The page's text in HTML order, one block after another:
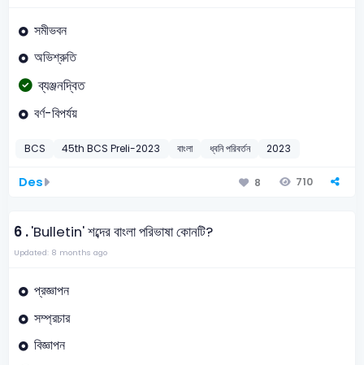
সমীভবন
অভিশ্রুতি
ব্যঞ্জনদ্বিত
বর্ণ-বিপর্যয়
BCS 45th BCS Preli-2023 বাংলা ধ্বনি পরিবর্তন 2023
Des 8 710
6 .'Bulletin' শব্দের বাংলা পরিভাষা কোনটি?
Updated: 8 months ago
প্রজ্ঞাপন
সম্প্রচার
বিজ্ঞাপন